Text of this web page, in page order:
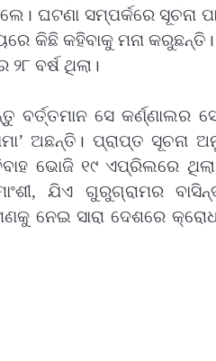
ଘଟଣା ସମ୍ପର୍କରେ ସୂଚନା
କିଛି କହିବାକୁ ମନା
ବର୍ଷ ଥିଲା।
ବର୍ତ୍ତମାନ ସେ କର୍ଣ୍ଣାଲର
ଅଛନ୍ତି। ପ୍ରାପ୍ତ ସୂଚନା
ଭୋଜି ୧୯ ଏପ୍ରିଲରେ
ଯିଏ ଗୁରୁଗ୍ରାମର
ନେଇ ସାରା ଦେଶରେ